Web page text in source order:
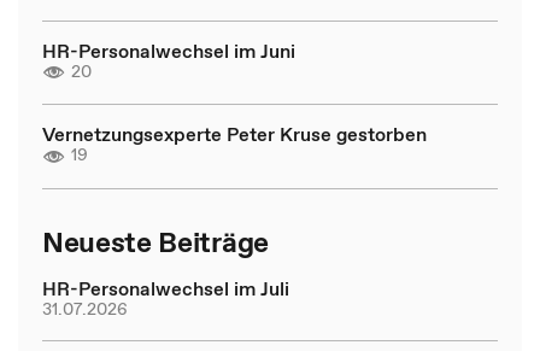
HR-Personalwechsel im Juni
20
Vernetzungsexperte Peter Kruse gestorben
19
Neueste Beiträge
HR-Personalwechsel im Juli
31.07.2026